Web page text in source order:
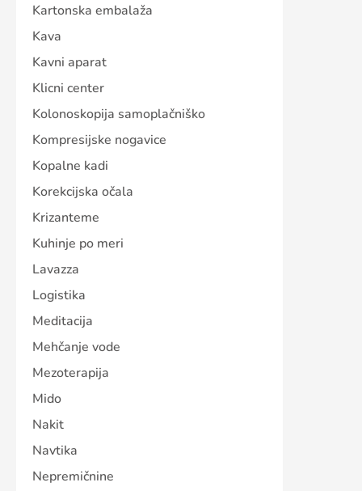
Kartonska embalaža
Kava
Kavni aparat
Klicni center
Kolonoskopija samoplačniško
Kompresijske nogavice
Kopalne kadi
Korekcijska očala
Krizanteme
Kuhinje po meri
Lavazza
Logistika
Meditacija
Mehčanje vode
Mezoterapija
Mido
Nakit
Navtika
Nepremičnine